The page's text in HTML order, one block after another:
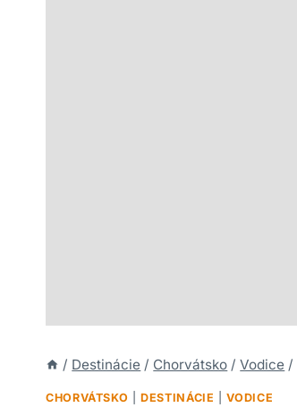
/ Destinácie / Chorvátsko / Vodice /
CHORVÁTSKO |DESTINÁCIE |VODICE